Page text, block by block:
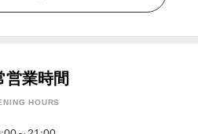
営業時間
HOURS